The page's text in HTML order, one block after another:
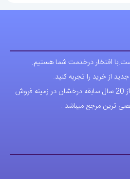
افتخار درخدمت شما هستیم.
از خرید را تجربه کنید.
فروشگاه اقای خاص با بیش از 20 سال سابقه درخشان در زمینه فروش
ترین مرجع میباشد .